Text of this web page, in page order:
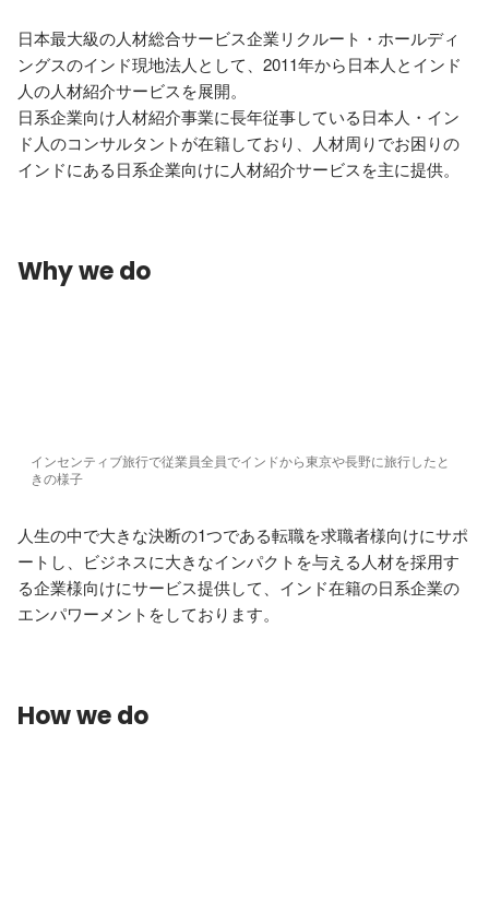
日本最大級の人材総合サービス企業リクルート・ホールディ
ングスのインド現地法人として、2011年から日本人とインド
人の人材紹介サービスを展開。
日系企業向け人材紹介事業に長年従事している日本人・イン
ド人のコンサルタントが在籍しており、人材周りでお困りの
インドにある日系企業向けに人材紹介サービスを主に提供。
Why we do
インセンティブ旅行で従業員全員でインドから東京や長野に旅行したと
きの様子
人生の中で大きな決断の1つである転職を求職者様向けにサポ
ートし、ビジネスに大きなインパクトを与える人材を採用す
る企業様向けにサービス提供して、インド在籍の日系企業の
エンパワーメントをしております。
How we do